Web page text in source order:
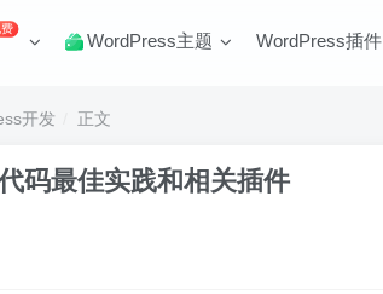
WordPress主题 WordPress插件
开发 正文
码最佳实践和相关插件